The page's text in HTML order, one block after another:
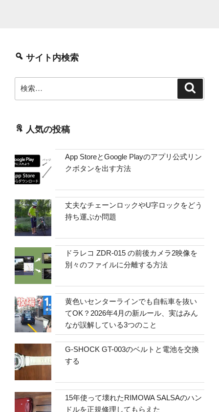
サイト内検索
索:
人気の投稿
App StoreとGoogle Playのアプリ公式リン
クボタンを出す方法
丈夫なチェーンロックやU字ロックをどう
持ち運ぶか問題
ドラレコ ZDR-015 の前後カメラ2映像を
別々のファイルに分離する方法
黄色いセンターラインでも自転車を抜い
てOK？2026年4月の新ルール、実はみん
なが誤解している3つのこと
G-SHOCK GT-003のベルトと電池を交換
する
15年使って壊れたRIMOWA SALSAのハン
ドルを正規修理してもらえた